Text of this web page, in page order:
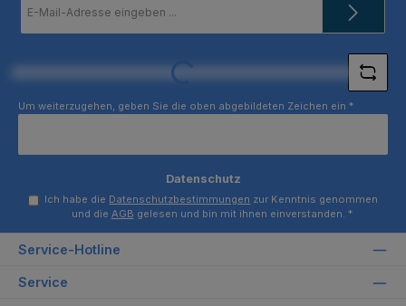
Mail-
Loading...
Um weiterzugehen, geben Sie die oben abgebildeten Zeichen ein *
Datenschutz
Ich habe die Datenschutzbestimmungen zur Kenntnis genommen
und die AGB gelesen und bin mit ihnen einverstanden. *
Service-Hotline
Service